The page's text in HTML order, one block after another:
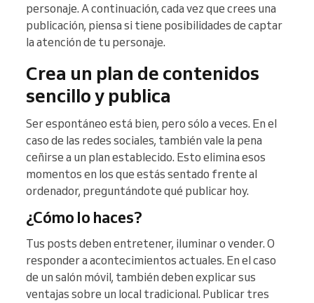
personaje. A continuación, cada vez que crees una
publicación, piensa si tiene posibilidades de captar
la atención de tu personaje.
Crea un plan de contenidos
sencillo y publica
Ser espontáneo está bien, pero sólo a veces. En el
caso de las redes sociales, también vale la pena
ceñirse a un plan establecido. Esto elimina esos
momentos en los que estás sentado frente al
ordenador, preguntándote qué publicar hoy.
¿Cómo lo haces?
Tus posts deben entretener, iluminar o vender. O
responder a acontecimientos actuales. En el caso
de un salón móvil, también deben explicar sus
ventajas sobre un local tradicional. Publicar tres